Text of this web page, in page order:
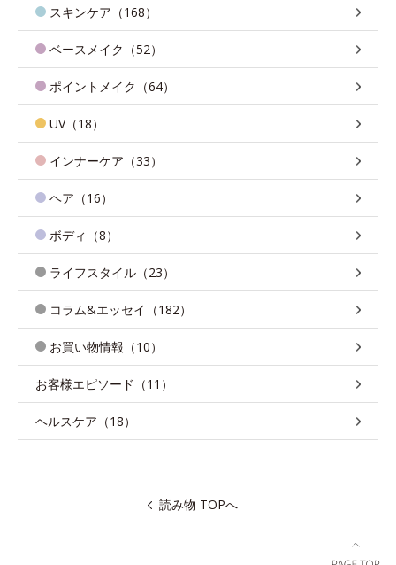
スキンケア（168）
ベースメイク（52）
ポイントメイク（64）
UV（18）
インナーケア（33）
ヘア（16）
ボディ（8）
ライフスタイル（23）
コラム&エッセイ（182）
お買い物情報（10）
お客様エピソード（11）
ヘルスケア（18）
読み物 TOPへ